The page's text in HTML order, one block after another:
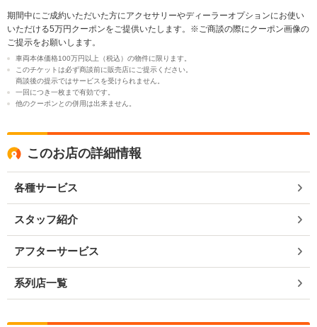
期間中にご成約いただいた方にアクセサリーやディーラーオプションにお使い
いただける5万円クーポンをご提供いたします。※ご商談の際にクーポン画像の
ご提示をお願いします。
車両本体価格100万円以上（税込）の物件に限ります。
このチケットは必ず商談前に販売店にご提示ください。
商談後の提示ではサービスを受けられません。
一回につき一枚まで有効です。
他のクーポンとの併用は出来ません。
このお店の詳細情報
各種サービス
スタッフ紹介
アフターサービス
系列店一覧